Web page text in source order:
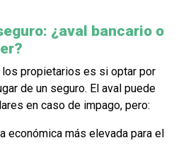
¿aval bancario o
los propietarios es si optar por
de un seguro. El aval puede
en caso de impago, pero:
económica más elevada para el